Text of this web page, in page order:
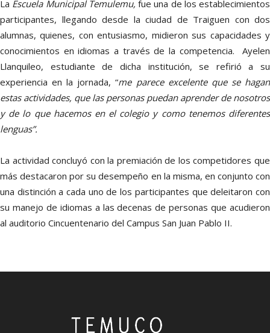
La Escuela Municipal Temulemu, fue una de los establecimientos
participantes, llegando desde la ciudad de Traiguen con dos
alumnas, quienes, con entusiasmo, midieron sus capacidades y
conocimientos en idiomas a través de la competencia. Ayelen
Llanquileo, estudiante de dicha institución, se refirió a su
experiencia en la jornada, “me parece excelente que se hagan
estas actividades, que las personas puedan aprender de nosotros
y de lo que hacemos en el colegio y como tenemos diferentes
lenguas”.
La actividad concluyó con la premiación de los competidores que
más destacaron por su desempeño en la misma, en conjunto con
una distinción a cada uno de los participantes que deleitaron con
su manejo de idiomas a las decenas de personas que acudieron
al auditorio Cincuentenario del Campus San Juan Pablo II.